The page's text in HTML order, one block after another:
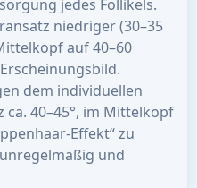
jedes Follikels.
niedriger (30–35
auf 40–60
dem individuellen
ca. 40–45°, im Mittelkopf
Effekt“ zu
und